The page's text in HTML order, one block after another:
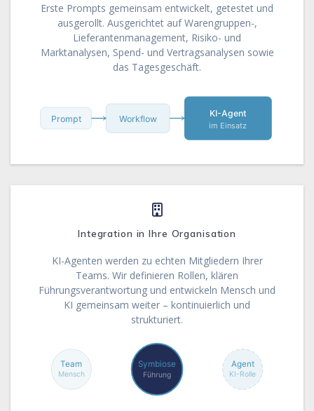
Erste Prompts gemeinsam entwickelt, getestet und
ausgerollt. Ausgerichtet auf Warengruppen-,
Lieferantenmanagement, Risiko- und
Marktanalysen, Spend- und Vertragsanalysen sowie
das Tagesgeschäft.
Prompt Workflow
KI-Agent
im Einsatz
Integration in Ihre Organisation
KI-Agenten werden zu echten Mitgliedern Ihrer
Teams. Wir definieren Rollen, klären
Führungsverantwortung und entwickeln Mensch und
KI gemeinsam weiter – kontinuierlich und
strukturiert.
Team
Mensch
Symbiose
Führung
Agent
KI-Rolle